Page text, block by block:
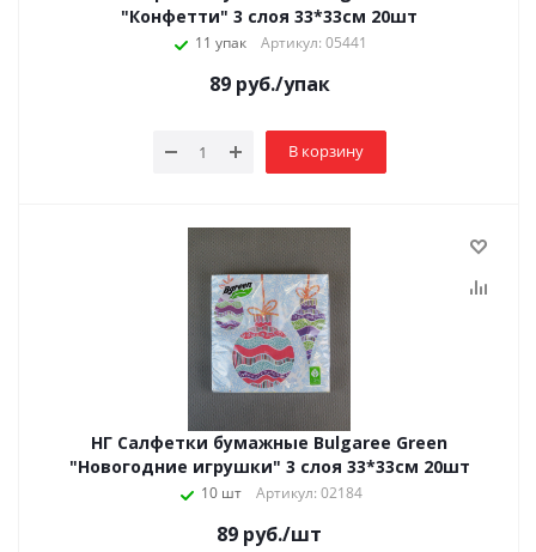
"Конфетти" 3 слоя 33*33см 20шт
11 упак Артикул: 05441
89руб./упак
В корзину
НГ Салфетки бумажные Bulgaree Green
"Новогодние игрушки" 3 слоя 33*33см 20шт
10 шт Артикул: 02184
89 руб./шт